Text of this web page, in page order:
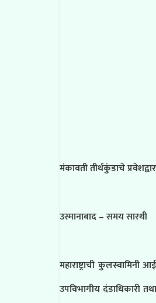
मंकावती तीर्थकुंडाचे
उस्मानाबाद – समय सारथी
महाराष्ट्राची
उपविभागीय दंडाधिकारी